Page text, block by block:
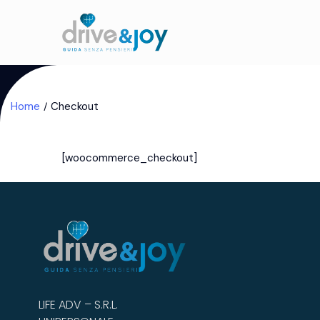
Home Checkout
[woocommerce_checkout]
LIFE ADV – S.R.L.